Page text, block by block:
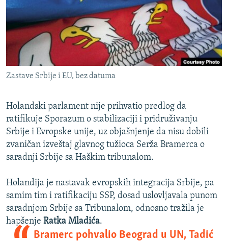
DNEVNO@RSE
SPECIJALI RSE
VIŠE OD NASLOVA
GENOCID U SREBRENICI
POPLAVE I KLIZIŠTA U BIH 2024.
POST SCRIPTUM
MOJA EVROPA
TRI DECENIJE OD RATA U BIH
NASTANAK I RASPAD JUGOSLAVIJE
PRATITE NAS
Sve RFE/RL stranice
Zastave Srbije i EU, bez datuma
Holandski parlament nije prihvatio predlog da
ratifikuje Sporazum o stabilizaciji i pridruživanju
Srbije i Evropske unije, uz objašnjenje da nisu dobili
zvaničan izveštaj glavnog tužioca Serža Bramerca o
saradnji Srbije sa Haškim tribunalom.
Holandija je nastavak evropskih integracija Srbije, pa
samim tim i ratifikaciju SSP, dosad uslovljavala punom
saradnjom Srbije sa Tribunalom, odnosno tražila je
hapšenje Ratka Mladića.
Bramerc pohvalio Beograd u UN, Tadić